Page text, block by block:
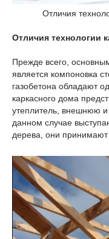
Отличия
Отличия технологии
Прежде всего,
является компоновка
газобетона обладают
каркасного дома
утеплитель, внешнюю
данном случае
дерева, они принимают